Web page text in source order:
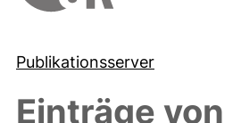
Publikationsserver
Einträge von